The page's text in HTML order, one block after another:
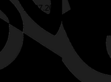
23.07.2026